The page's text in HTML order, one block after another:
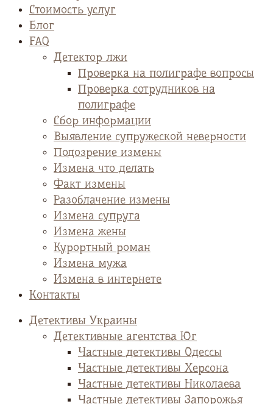
Стоимость услуг
Блог
FAQ
Детектор лжи
Проверка на полиграфе вопросы
Проверка сотрудников на
полиграфе
Сбор информации
Выявление супружеской неверности
Подозрение измены
Измена что делать
Факт измены
Разоблачение измены
Измена супруга
Измена жены
Курортный роман
Измена мужа
Измена в интернете
Контакты
Детективы Украины
Детективные агентства Юг
Частные детективы Одессы
Частные детективы Херсона
Частные детективы Николаева
Частные детективы Запорожья